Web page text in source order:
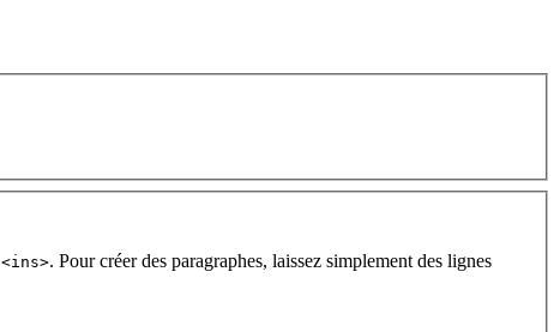
<ins>. Pour créer des paragraphes, laissez simplement des lignes